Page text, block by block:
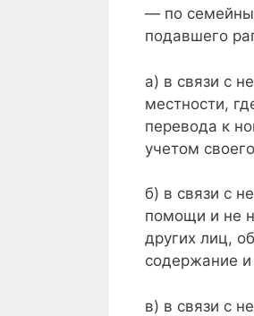
— по
подавшего
а) в связи с
местности,
перевода к
учетом
б) в связи с
помощи и не
других лиц,
содержание и
в) в связи с